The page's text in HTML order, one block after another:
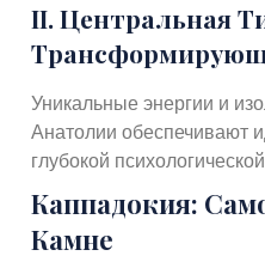
II. Центральная
Уникальные энергии и
Анатолии обеспечивают
глубокой
Каппадокия:
Камне